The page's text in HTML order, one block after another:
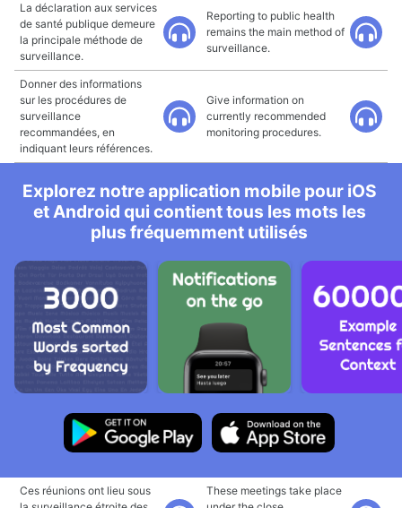
La déclaration aux services
de santé publique demeure
la principale méthode de
surveillance.
Reporting to public health
remains the main method of
surveillance.
Donner des informations
sur les procédures de
surveillance
recommandées, en
indiquant leurs références.
Give information on
currently recommended
monitoring procedures.
Explorez notre application mobile pour iOS
et Android qui contient tous les mots les
plus fréquemment utilisés
Ces réunions ont lieu sous
These meetings take place